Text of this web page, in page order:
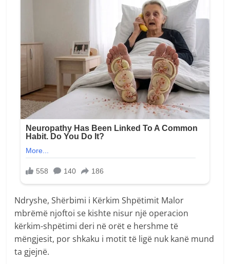
Ndryshe, Shërbimi i Kërkim Shpëtimit Malor
mbrëmë njoftoi se kishte nisur një operacion
kërkim-shpëtimi deri në orët e hershme të
mëngjesit, por shkaku i motit të ligë nuk kanë mund
ta gjejnë.